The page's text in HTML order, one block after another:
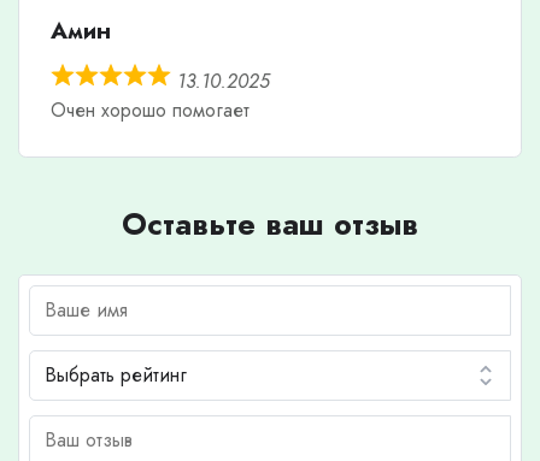
Амин
13.10.2025
Очен хорошо помогает
Оставьте ваш отзыв